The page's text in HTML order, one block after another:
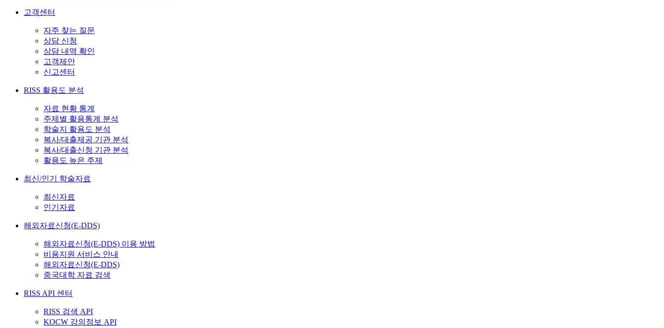
고객센터
자주 찾는 질문
상담 신청
상담 내역 확인
고객제안
신고센터
RISS 활용도 분석
자료 현황 통계
주제별 활용통계 분석
학술지 활용도 분석
복사/대출제공 기관 분석
복사/대출신청 기관 분석
활용도 높은 주제
최신/인기 학술자료
최신자료
인기자료
해외자료신청(E-DDS)
해외자료신청(E-DDS) 이용 방법
비용지원 서비스 안내
해외자료신청(E-DDS)
중국대학 자료 검색
RISS API 센터
RISS 검색 API
KOCW 강의정보 API